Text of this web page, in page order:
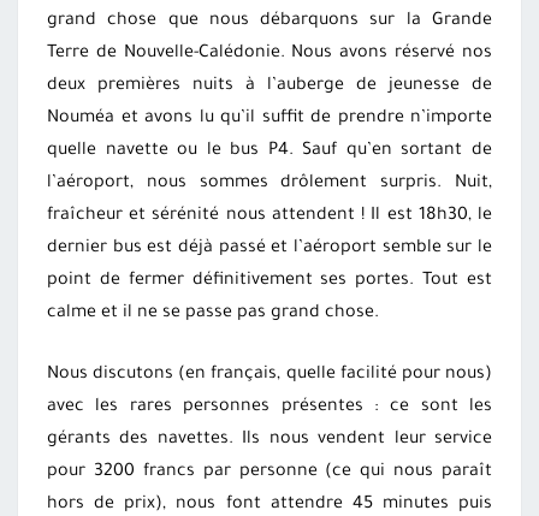
grand chose que nous débarquons sur la Grande
Terre de Nouvelle-Calédonie. Nous avons réservé nos
deux premières nuits à l’auberge de jeunesse de
Nouméa et avons lu qu’il suffit de prendre n’importe
quelle navette ou le bus P4. Sauf qu’en sortant de
l’aéroport, nous sommes drôlement surpris. Nuit,
fraîcheur et sérénité nous attendent ! Il est 18h30, le
dernier bus est déjà passé et l’aéroport semble sur le
point de fermer définitivement ses portes. Tout est
calme et il ne se passe pas grand chose.
Nous discutons (en français, quelle facilité pour nous)
avec les rares personnes présentes : ce sont les
gérants des navettes. Ils nous vendent leur service
pour 3200 francs par personne (ce qui nous paraît
hors de prix), nous font attendre 45 minutes puis